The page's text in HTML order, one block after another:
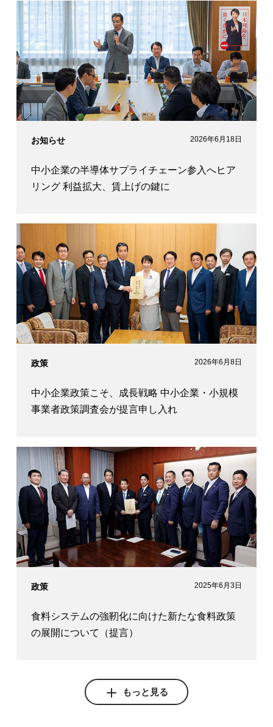
お知らせ 2026年6月18日
中小企業の半導体サプライチェーン参入へヒア
リング 利益拡大、賃上げの鍵に
政策 2026年6月8日
中小企業政策こそ、成長戦略 中小企業・小規模
事業者政策調査会が提言申し入れ
政策 2025年6月3日
食料システムの強靭化に向けた新たな食料政策
の展開について（提言）
もっと見る